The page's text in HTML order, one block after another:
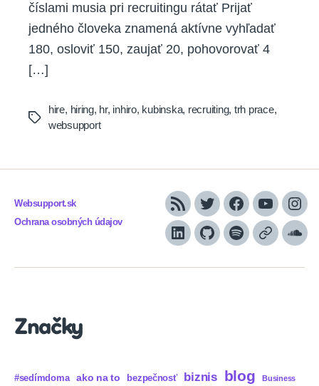
číslami musia pri recruitingu rátať Prijať
jedného človeka znamená aktívne vyhľadať
180, osloviť 150, zaujať 20, pohovorovať 4
[…]
Tags
hire, hiring, hr, inhiro, kubinska, recruiting, trh prace,
websupport
Websupport.sk
Ochrana osobných údajov
RSS TwitterFacebook
YouTube
LinkedInGitHubSpotifyApple
Značky
#sedímdoma ako na to bezpečnosť biznis blog Business